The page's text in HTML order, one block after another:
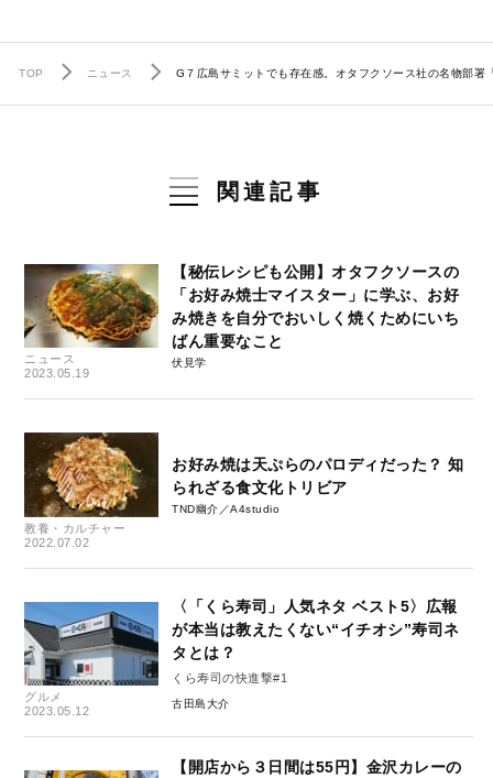
TOP ニュース G７広島サミットでも存在感。オタフクソース社の名物部
関連記事
ニュース
2023.05.19
【秘伝レシピも公開】オタフクソースの
「お好み焼士マイスター」に学ぶ、お好
み焼きを自分でおいしく焼くためにいち
ばん重要なこと
伏見学
教養・カルチャー
2022.07.02
お好み焼は天ぷらのパロディだった？ 知
られざる食文化トリビア
TND幽介／A4studio
グルメ
2023.05.12
〈「くら寿司」人気ネタ ベスト5〉広報
が本当は教えたくない“イチオシ”寿司ネ
タとは？
くら寿司の快進撃#1
古田島大介
【開店から３日間は55円】金沢カレーの